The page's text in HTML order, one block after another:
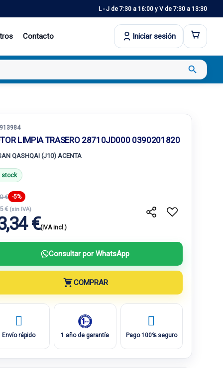
L - J de 7:30 a 16:00 y V de 7:30 a 13:30
Contacto Iniciar sesión
search
LIMPIA TRASERO 28710JD000 0390201820
QASHQAI (J10) ACENTA
stock
€ -5%
€ (sin IVA)
€(IVA incl.)
Consultar por WhatsApp
COMPRAR
Envío rápido 1 año de garantía Pago 100% seguro